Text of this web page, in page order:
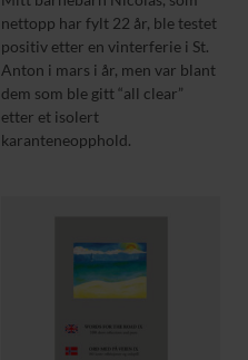
nettopp har fylt 22 år, ble testet
positiv etter en vinterferie i St.
Anton i mars i år, men var blant
dem som ble gitt “all clear”
etter et isolert
karanteneopphold.